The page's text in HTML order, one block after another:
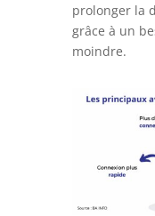
prolonger la
grâce à un
moindre.